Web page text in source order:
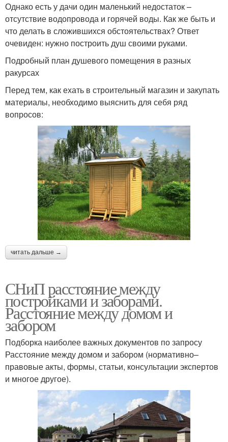
Однако есть у дачи один маленький недостаток –
отсутствие водопровода и горячей воды. Как же быть и
что делать в сложившихся обстоятельствах? Ответ
очевиден: нужно построить душ своими руками.
Подробный план душевого помещения в разных
ракурсах
Перед тем, как ехать в строительный магазин и закупать
материалы, необходимо выяснить для себя ряд
вопросов:
читать дальше →
СНиП расстояние между
постройками и заборами.
Расстояние между домом и
забором
Подборка наиболее важных документов по запросу
Расстояние между домом и забором (нормативно–
правовые акты, формы, статьи, консультации экспертов
и многое другое).